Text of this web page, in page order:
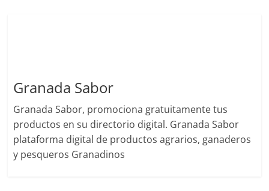
Granada Sabor
Granada Sabor, promociona gratuitamente tus
productos en su directorio digital. Granada Sabor
plataforma digital de productos agrarios, ganaderos
y pesqueros Granadinos